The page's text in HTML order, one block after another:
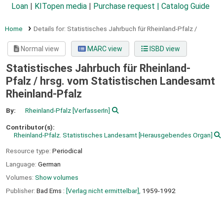
Loan
KITopen media Purchase request | Catalog Guide
Home Details for: Statistisches Jahrbuch für Rheinland-Pfalz /
Normal view MARC view ISBD view
Statistisches Jahrbuch für Rheinland-
Pfalz / hrsg. vom Statistischen Landesamt
Rheinland-Pfalz
By: Rheinland-Pfalz[VerfasserIn]
Contributor(s):
Rheinland-Pfalz. Statistisches Landesamt[Herausgebendes Organ]
Resource type: Periodical
Language: German
Volumes: Show volumes
Publisher: Bad Ems : [Verlag nicht ermittelbar], 1959-1992